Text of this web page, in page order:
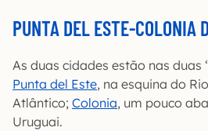
PUNTA DEL ESTE-COLONIA
As duas cidades estão nas duas
Punta del Este, na esquina do
Atlântico; Colonia, um pouco
Uruguai.